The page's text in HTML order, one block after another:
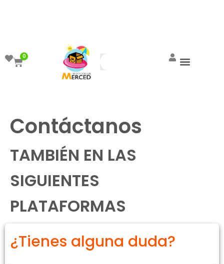
0
Contáctanos
TAMBIÉN EN LAS
SIGUIENTES
PLATAFORMAS
¿Tienes alguna duda?